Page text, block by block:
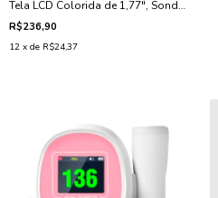
Tela LCD Colorida de 1,77", Sonda
de 2,5 MHz e Bateria Recarregável
R$236,90
12 x de R$24,37